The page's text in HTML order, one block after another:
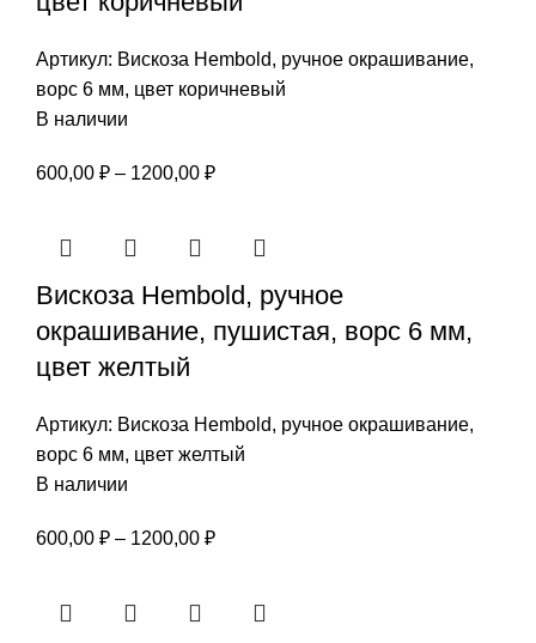
Артикул: Вискоза Hembold, ручное окрашивание,
ворс 6 мм, цвет коричневый
В наличии
600,00 ₽ – 1200,00 ₽Диапазон
1200,00 ₽
Вискоза Hembold, ручное
окрашивание, пушистая, ворс 6 мм,
цвет желтый
Артикул: Вискоза Hembold, ручное окрашивание,
ворс 6 мм, цвет желтый
В наличии
600,00 ₽ – 1200,00 ₽Диапазон